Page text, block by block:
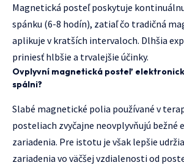
Magnetická posteľ poskytuje
spánku (6-8 hodín), zatiaľ čo tradičná
aplikuje v kratších intervaloch. Dlhšia
priniesť hlbšie a trvalejšie účinky.
Ovplyvní magnetická posteľ
spálni?
Slabé magnetické polia používané v
posteliach zvyčajne neovplyvňujú bežné
zariadenia. Pre istotu je však lepšie
zariadenia vo väčšej vzdialenosti od